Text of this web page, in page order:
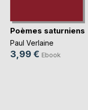
Poèmes saturniens
Paul Verlaine
3,99 € Ebook